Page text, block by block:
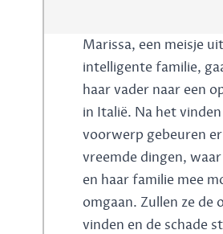
Marissa, een meisje
intelligente familie,
haar vader naar een
in Italië. Na het vinden
voorwerp gebeuren er
vreemde dingen,
en haar familie mee
omgaan. Zullen ze de
vinden en de schade